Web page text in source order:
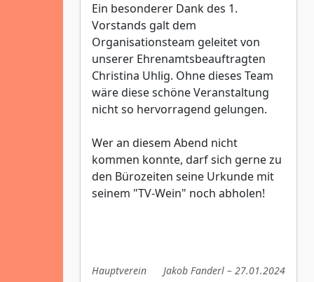
Ein besonderer Dank des 1.
Vorstands galt dem
Organisationsteam geleitet von
unserer Ehrenamtsbeauftragten
Christina Uhlig. Ohne dieses Team
wäre diese schöne Veranstaltung
nicht so hervorragend gelungen.
Wer an diesem Abend nicht
kommen konnte, darf sich gerne zu
den Bürozeiten seine Urkunde mit
seinem "TV-Wein" noch abholen!
Hauptverein Jakob Fanderl – 27.01.2024